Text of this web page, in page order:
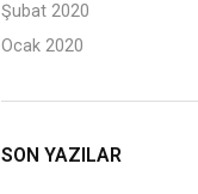
Şubat 2020
Ocak 2020
SON YAZILAR